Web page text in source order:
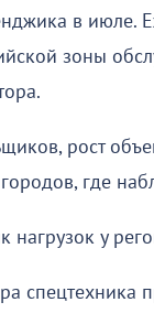
в июле.
зоны
рост
где
у
спецтехника